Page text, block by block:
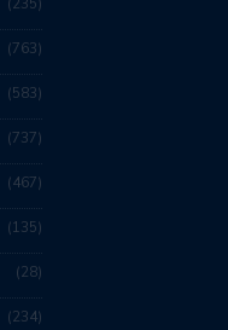
235
763
583
737
467
135
28
234